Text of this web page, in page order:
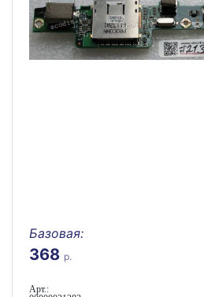
Базовая:
368 р.
Арт.: